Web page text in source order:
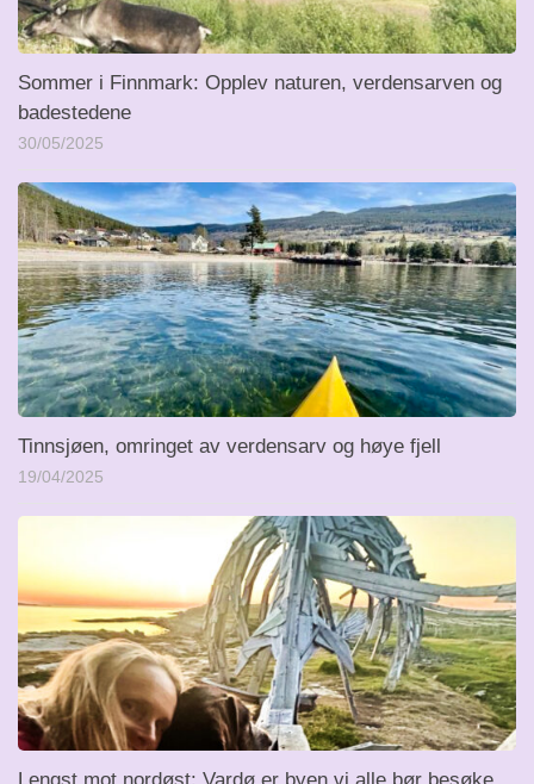
Sommer i Finnmark: Opplev naturen, verdensarven og
badestedene
30/05/2025
Tinnsjøen, omringet av verdensarv og høye fjell
19/04/2025